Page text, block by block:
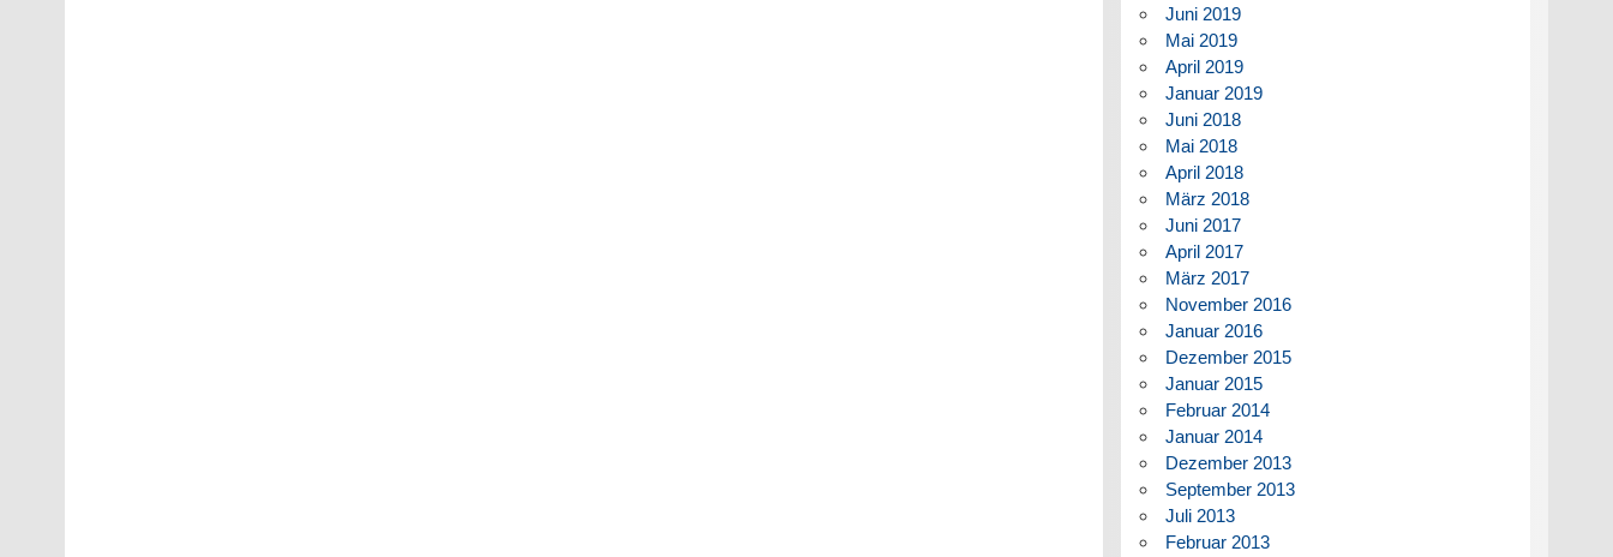
Juni 2019
Mai 2019
April 2019
Januar 2019
Juni 2018
Mai 2018
April 2018
März 2018
Juni 2017
April 2017
März 2017
November 2016
Januar 2016
Dezember 2015
Januar 2015
Februar 2014
Januar 2014
Dezember 2013
September 2013
Juli 2013
Februar 2013